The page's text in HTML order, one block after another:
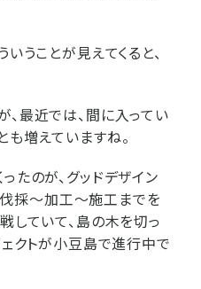
うことが見えてくると、
最近では、間に入ってい
増えていますね。
たのが、グッドデザイン
採～加工～施工までを
ていて、島の木を切っ
クトが小豆島で進行中で